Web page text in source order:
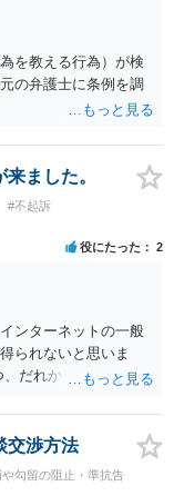
がくることもないで
は，服を着たりする
けることさえありま
ません。 【質問３】
捕勾留される可能性
由としても前提を欠
能性はありません。
」か「嫌疑なし」で
を教える行為）が検
の弁護士に条例を調
ました。
#不起訴
役にたった 2
ンターネットの一般
られないと思いま
だれからどのような
お近くで詳細な法律
よいと思われます。
ーダーを持参して取
交渉方法
勾留の阻止・準抗告